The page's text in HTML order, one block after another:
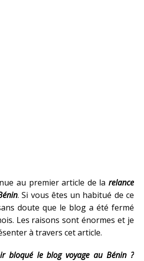
au premier article de la relance
. Si vous êtes un habitué de ce
doute que le blog a été fermé
Les raisons sont énormes et je
à travers cet article.
bloqué le blog voyage au Bénin ?